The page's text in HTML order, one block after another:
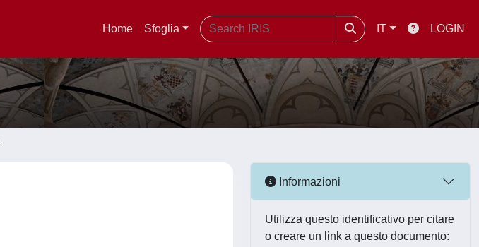
Home Sfoglia IT LOGIN
Informazioni
Utilizza questo identificativo per citare
o creare un link a questo documento: